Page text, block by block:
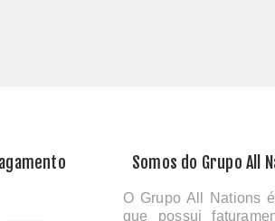
Somos do Grupo All
O Grupo All Nations
que possui